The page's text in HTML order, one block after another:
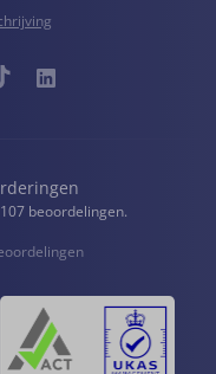
beoordelingen.